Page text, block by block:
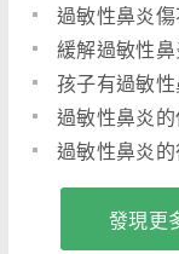
過敏性鼻炎
緩解過敏性
孩子有過敏
過敏性鼻炎
過敏性鼻炎
發現更